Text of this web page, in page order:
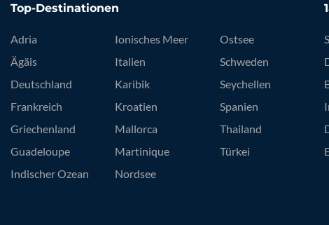
Top-Destinationen
Adria
Ägäis
Deutschland
Frankreich
Griechenland
Guadeloupe
Indischer Ozean
Ionisches Meer
Italien
Karibik
Kroatien
Mallorca
Martinique
Nordsee
Ostsee
Schweden
Seychellen
Spanien
Thailand
Türkei